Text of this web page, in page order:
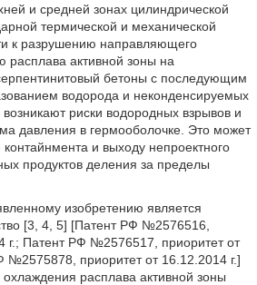
и средней зонах цилиндрической
термической и механической
к разрушению направляющего
расплава активной зоны на
бетоны с последующим
водорода и неконденсируемых
возникают риски водородных взрывов и
давления в гермооболочке. Это может
и выходу непроектного
продуктов деления за пределы
изобретению является
[3, 4, 5] [Патент РФ №2576516,
г.; Патент РФ №2576517, приоритет от
№2575878, приоритет от 16.12.2014 г.]
расплава активной зоны